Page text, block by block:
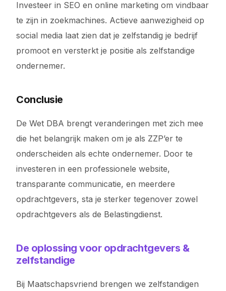
Investeer in SEO en online marketing om vindbaar
te zijn in zoekmachines. Actieve aanwezigheid op
social media laat zien dat je zelfstandig je bedrijf
promoot en versterkt je positie als zelfstandige
ondernemer.
Conclusie
De Wet DBA brengt veranderingen met zich mee
die het belangrijk maken om je als ZZP’er te
onderscheiden als echte ondernemer. Door te
investeren in een professionele website,
transparante communicatie, en meerdere
opdrachtgevers, sta je sterker tegenover zowel
opdrachtgevers als de Belastingdienst.
De oplossing voor opdrachtgevers &
zelfstandige
Bij Maatschapsvriend brengen we zelfstandigen